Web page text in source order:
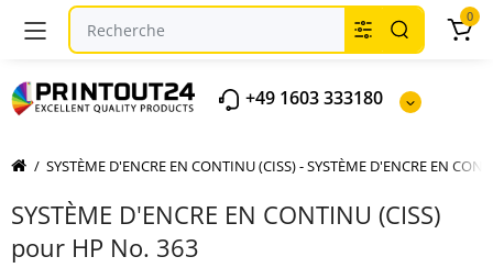
+49 1603 333180
0
SYSTÈME D'ENCRE EN CONTINU (CISS) - SYSTÈME D'ENCRE EN
SYSTÈME D'ENCRE EN CONTINU (CISS)
pour HP No. 363